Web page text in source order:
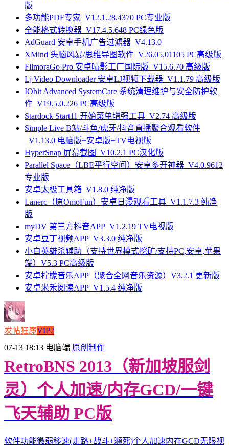
版
多功能PDF专家_V12.1.28.4370 PC专业版
全能格式转换器_V17.4.5.648 PC绿色版
AdGuard 安卓手机广告过滤器_V4.13.0
XMind 头脑风暴/思维导图软件_V26.05.01105 PC高级版
FilmoraGo Pro 安卓喵影工厂国际版_V15.6.70 高级版
Lj Video Downloader 安卓LJ视频下载器_V1.1.79 高级版
IObit Advanced SystemCare 系统清理维护与安全防护软
件_V19.5.0.226 PC高级版
Stardock Start11 开始菜单增强工具_V2.74 高级版
Simple Live B站/斗鱼/虎牙/抖音直播聚合观看软件
_V1.13.0 电脑版+安卓版+TV电视版
HyperSnap 屏幕截图_V10.2.1 PC汉化版
Parallel Space（LBE平行空间）安卓多开神器_V4.0.9612
专业版
安卓太极工具箱_V1.8.0 纯净版
Lanerc（原OmoFun）安卓日漫观看工具_V1.1.7.3 纯净
版
myDV 第三方抖音APP_V1.2.19 TV电视版
安卓豆丁视频APP_V3.3.0 纯净版
小白英雄杀辅助（支持世界模式挖矿/支持PC,安卓,苹果
端）V5.3 PC高级版
安卓柠檬音乐APP（聚合全网音乐资源）V3.2.1 更新版
安卓米禾阅读APP_V1.5.4 纯净版
发帖狂魔VIP2
07-13 18:13 电脑端 原创制作
RetroBNS 2013（新加坡服剑
灵）个人加速/内存GCD/一键
飞天辅助 PC版
软件功能微弱移速(走路+战斗+濒死)个人加速内存GCD无限视